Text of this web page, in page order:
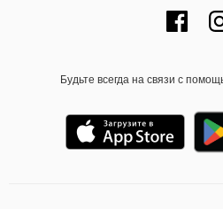
Будьте всегда на связи с